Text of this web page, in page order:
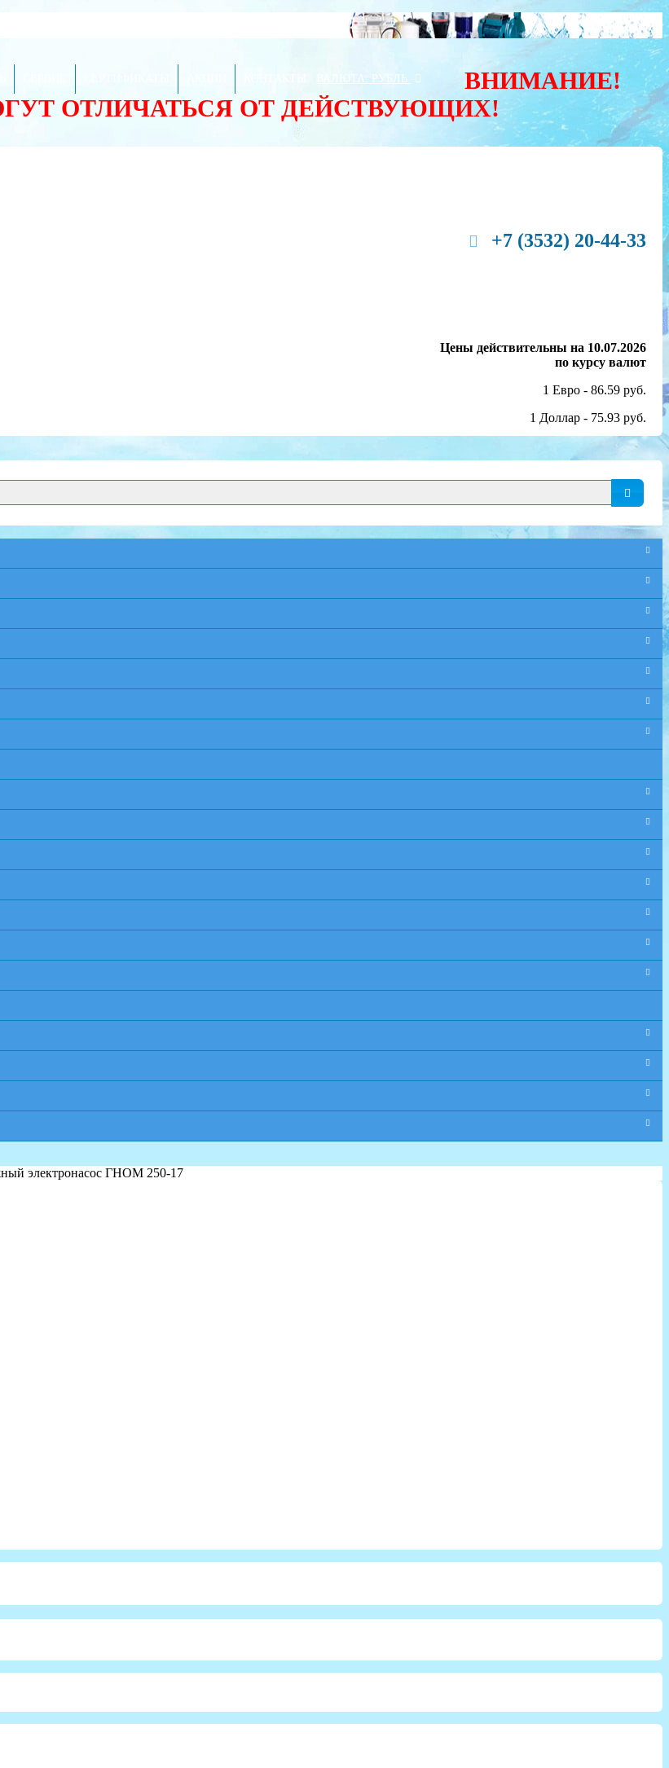
ВАЛЮТА: РУБЛЬ
ВНИМАНИЕ!
ОТЛИЧАТЬСЯ ОТ ДЕЙСТВУЮЩИХ!
+7 (3532) 20-44-33
Цены действительны на 10.07.2026
по курсу валют
1 Евро - 86.59 руб.
1 Доллар - 75.93 руб.
электронасос ГНОМ 250-17